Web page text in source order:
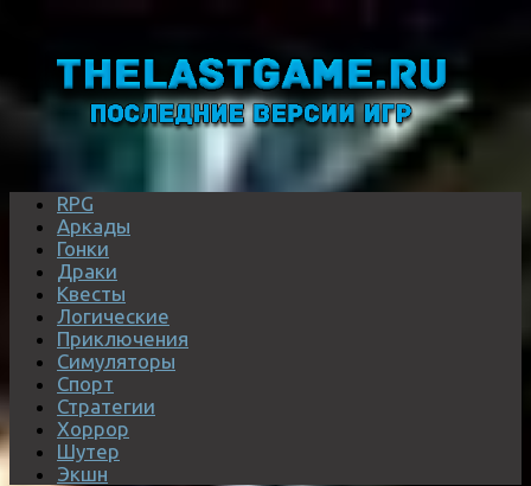
RPG
Аркады
Гонки
Драки
Квесты
Логические
Приключения
Симуляторы
Спорт
Стратегии
Хоррор
Шутер
Экшн